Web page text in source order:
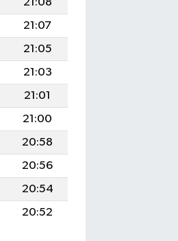
21:07
21:05
21:03
21:01
21:00
20:58
20:56
20:54
20:52